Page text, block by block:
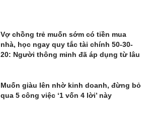
Vợ chồng trẻ muốn sớm có tiền mua
nhà, học ngay quy tắc tài chính 50-30-
20: Người thông minh đã áp dụng từ lâu
Muốn giàu lên nhờ kinh doanh, đừng bỏ
qua 5 công việc ‘1 vốn 4 lời’ này